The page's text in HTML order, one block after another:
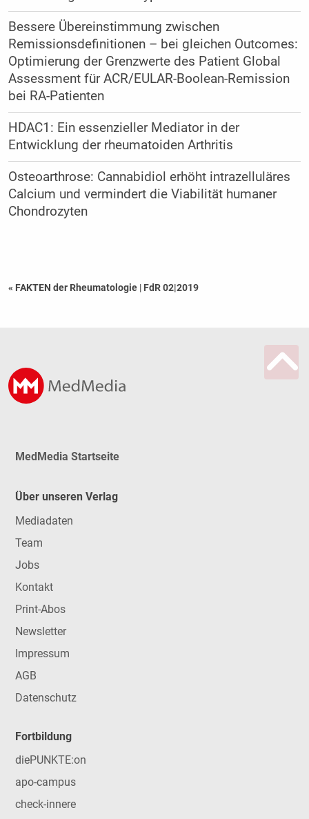
Bessere Übereinstimmung zwischen
Remissionsdefinitionen – bei gleichen Outcomes:
Optimierung der Grenzwerte des Patient Global
Assessment für ACR/EULAR-Boolean-Remission
bei RA-Patienten
HDAC1: Ein essenzieller Mediator in der
Entwicklung der rheumatoiden Arthritis
Osteoarthrose: Cannabidiol erhöht intrazelluläres
Calcium und vermindert die Viabilität humaner
Chondrozyten
« FAKTEN der Rheumatologie | FdR 02|2019
MedMedia Startseite
Über unseren Verlag
Mediadaten
Team
Jobs
Kontakt
Print-Abos
Newsletter
Impressum
AGB
Datenschutz
Fortbildung
diePUNKTE:on
apo-campus
check-innere